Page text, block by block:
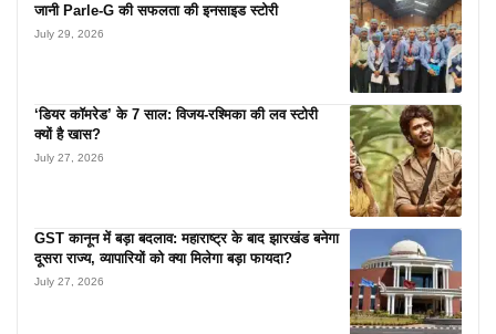
जानी Parle-G की सफलता की इनसाइड स्टोरी
July 29, 2026
‘डियर कॉमरेड’ के 7 साल: विजय-रश्मिका की लव स्टोरी
क्यों है खास?
July 27, 2026
GST कानून में बड़ा बदलाव: महाराष्ट्र के बाद झारखंड बनेगा
दूसरा राज्य, व्यापारियों को क्या मिलेगा बड़ा फायदा?
July 27, 2026